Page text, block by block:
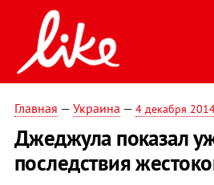
Главная — Украина — 4 декабря
Джеджула показал
последствия